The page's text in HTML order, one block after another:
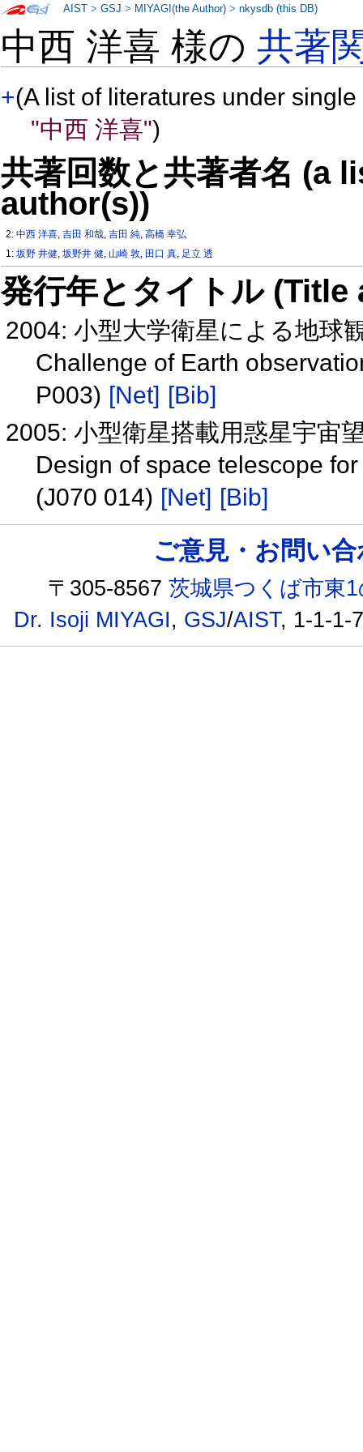
中西 洋喜 様の共著
+(A list of literatures under
"中西 洋喜")
共著回数と共著者名 (a
author(s))
2:中西 洋喜,吉田 和哉,吉田 純,高橋 幸弘
1:坂野 井健,坂野井 健, 山崎 敦, 田口 真, 足立 透
発行年とタイトル
2004: 小型大学衛星による地球
Challenge of Earth
P003) [Net] [Bib]
2005: 小型衛星搭載用惑星宇宙
Design of space telescope
(J070 014) [Net] [Bib]
AIST >GSJ > MIYAGI(the Author) >nkysdb (this DB)
ご意見・お問い
〒305-8567茨城県つくば市東
Dr. Isoji MIYAGI, GSJ/AIST, 1-1-1-